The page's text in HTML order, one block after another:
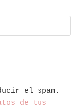
el spam.
de tus